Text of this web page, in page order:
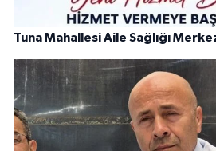
Tuna Mahallesi Aile Sağlığı